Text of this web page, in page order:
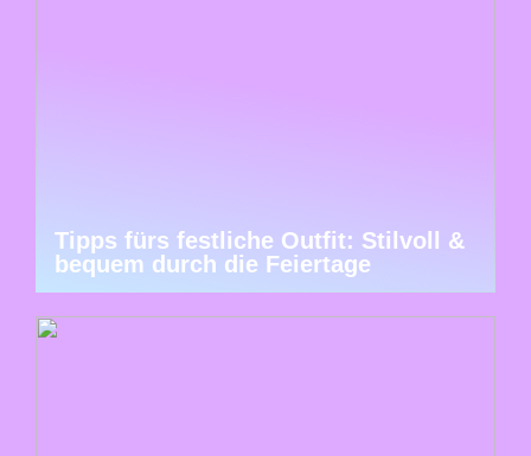
Tipps fürs festliche Outfit: Stilvoll &
bequem durch die Feiertage